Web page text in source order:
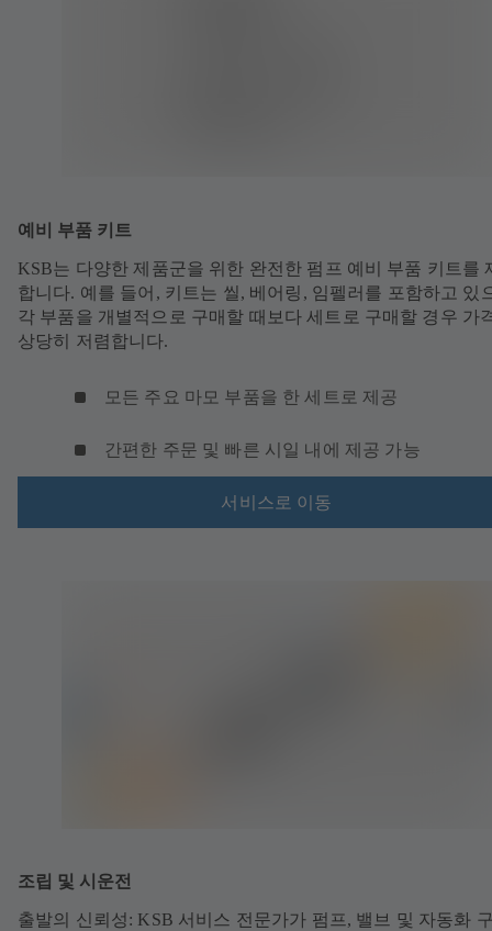
예비 부품 키트
KSB는 다양한 제품군을 위한 완전한 펌프 예비 부품 키트를
합니다. 예를 들어, 키트는 씰, 베어링, 임펠러를 포함하고 있
각 부품을 개별적으로 구매할 때보다 세트로 구매할 경우 가
상당히 저렴합니다.
모든 주요 마모 부품을 한 세트로 제공
간편한 주문 및 빠른 시일 내에 제공 가능
서비스로 이동
조립 및 시운전
출발의 신뢰성: KSB 서비스 전문가가 펌프, 밸브 및 자동화